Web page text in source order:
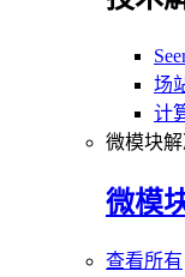
场
计
微模块
微模
查看所有